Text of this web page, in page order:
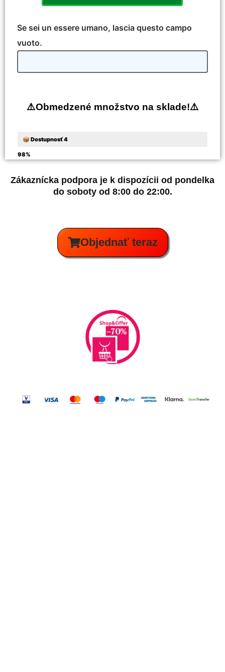
Se sei un essere umano, lascia questo campo
vuoto.
⚠️Obmedzené množstvo na sklade!⚠️
📦 Dostupnosť 4
98%
Zákaznícka podpora je k dispozícii od pondelka
do soboty od 8:00 do 22:00.
Objednať teraz